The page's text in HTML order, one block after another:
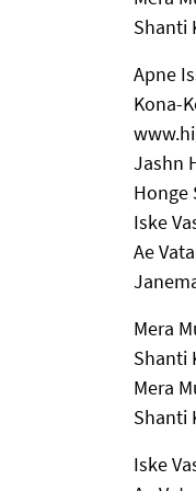
Shanti
Apne
Kona-
Jashn
Honge
Iske
Ae
Mera
Shanti
Mera
Shanti
Iske